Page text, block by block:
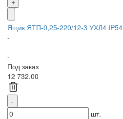
Ящик ЯТП-0,25-220/12-3 УХЛ4 IP54
-
-
-
Под заказ
12 732.00
шт.